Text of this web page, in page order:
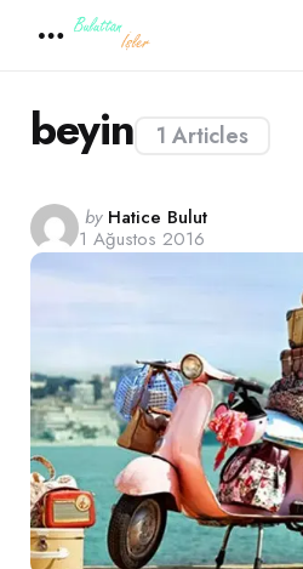
1 Articles
beyin
Posted
by
by Hatice Bulut
1 Ağustos 2016